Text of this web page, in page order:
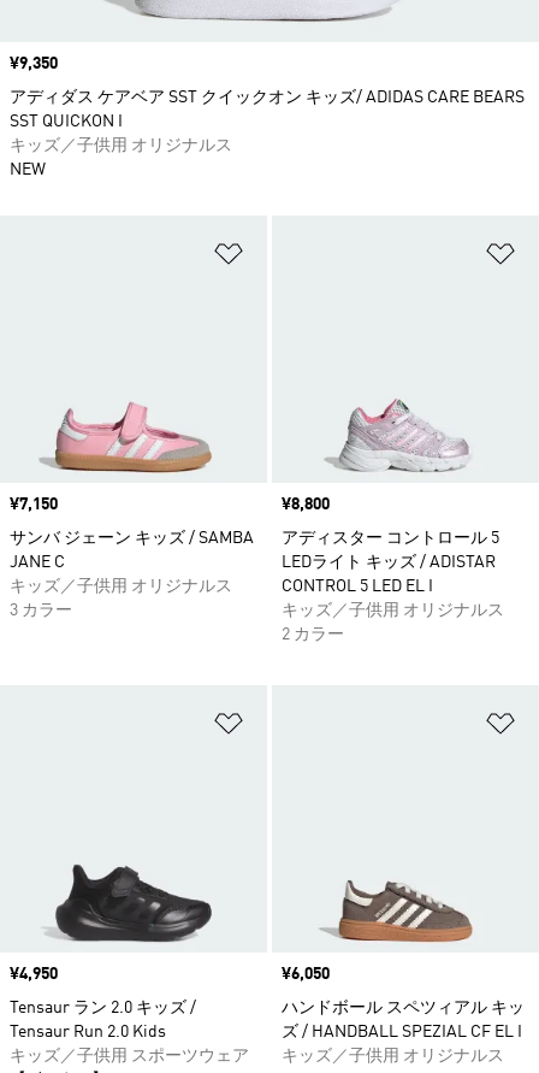
価格
¥7,150
サンバ ジェーン キッズ / SAMBA
JANE C
キッズ／子供用 オリジナルス
3 カラー
価格
¥8,800
アディスター コントロール 5
LEDライト キッズ / ADISTAR
CONTROL 5 LED EL I
キッズ／子供用 オリジナルス
2 カラー
価格
¥4,950
Tensaur ラン 2.0 キッズ /
Tensaur Run 2.0 Kids
キッズ／子供用 スポーツウェア
価格
¥6,050
ハンドボール スペツィアル キッ
ズ / HANDBALL SPEZIAL CF EL I
キッズ／子供用 オリジナルス
価格
¥9,350
アディダス ケアベア SST クイックオン キッズ/ ADIDAS CARE BEARS
SST QUICKON I
キッズ／子供用 オリジナルス
NEW